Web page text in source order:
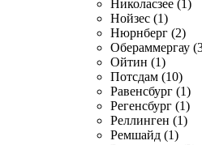
Николасзее (1)
Нойзес (1)
Нюрнберг (2)
Обераммергау
Ойтин (1)
Потсдам (10)
Равенсбург (1)
Регенсбург (1)
Реллинген (1)
Ремшайд (1)